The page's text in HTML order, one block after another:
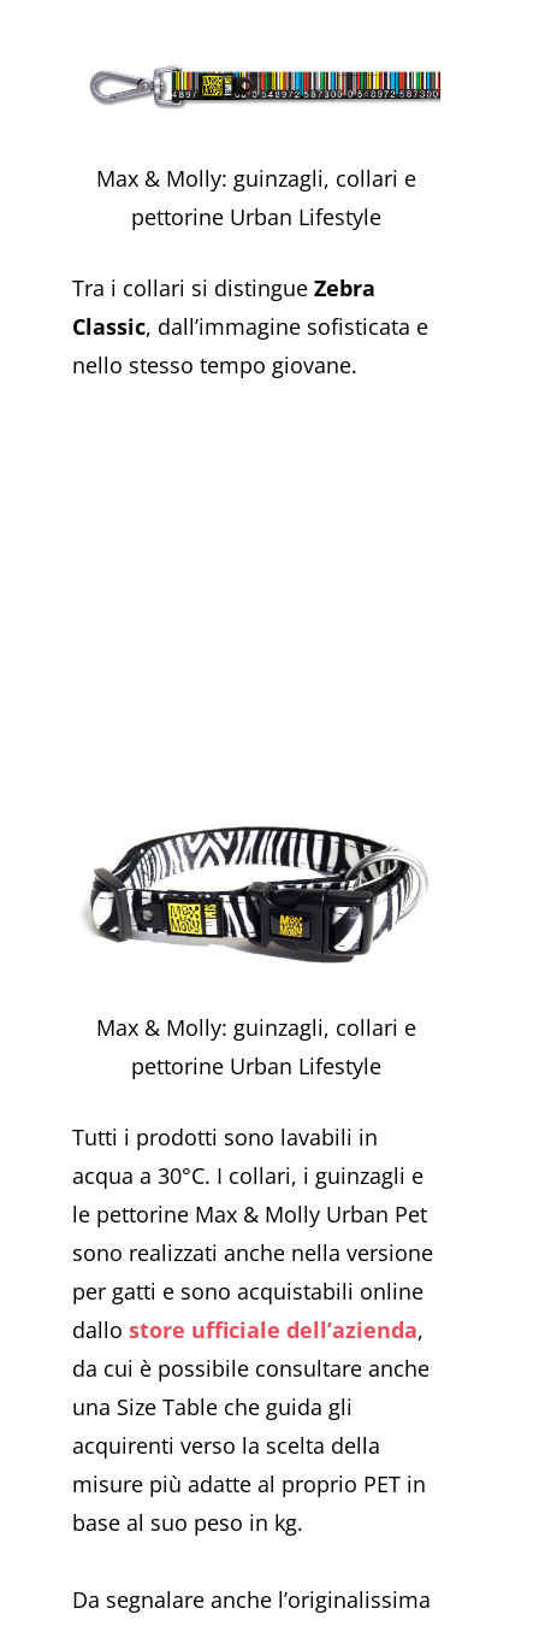
Max & Molly: guinzagli, collari e
pettorine Urban Lifestyle
Tra i collari si distingue Zebra
Classic, dall’immagine sofisticata e
nello stesso tempo giovane.
Max & Molly: guinzagli, collari e
pettorine Urban Lifestyle
Tutti i prodotti sono lavabili in
acqua a 30°C. I collari, i guinzagli e
le pettorine Max & Molly Urban Pet
sono realizzati anche nella versione
per gatti e sono acquistabili online
dallo store ufficiale dell’azienda,
da cui è possibile consultare anche
una Size Table che guida gli
acquirenti verso la scelta della
misure più adatte al proprio PET in
base al suo peso in kg.
Da segnalare anche l’originalissima